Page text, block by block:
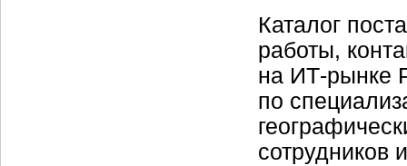
Каталог
работы,
на ИТ-рынке
по
сотрудников